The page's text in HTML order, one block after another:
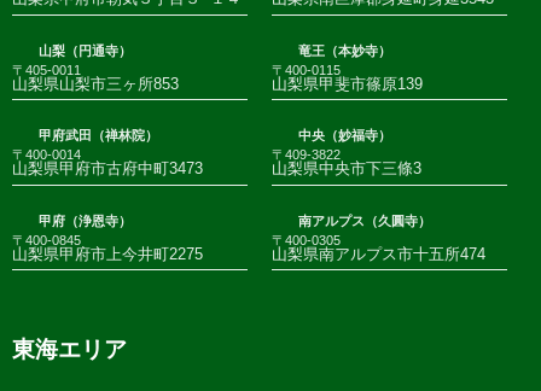
山梨（円通寺）
〒405-0011
山梨県山梨市三ヶ所853
竜王（本妙寺）
〒400-0115
山梨県甲斐市篠原139
甲府武田（禅林院）
〒400-0014
山梨県甲府市古府中町3473
中央（妙福寺）
〒409-3822
山梨県中央市下三條3
甲府（浄恩寺）
〒400-0845
山梨県甲府市上今井町2275
南アルプス（久圓寺）
〒400-0305
山梨県南アルプス市十五所474
東海エリア